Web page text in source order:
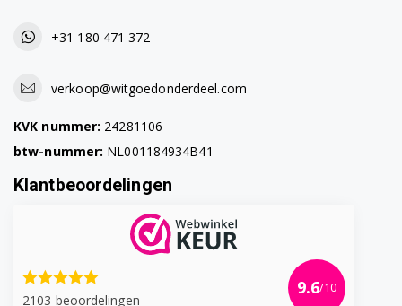
Siemens TE503201RW/13
Siemens TE503201RW/15
Siemens TE503207RW/05
Siemens TE503207RW/10
Siemens TE503207RW/11
+31 180 471 372
verkoop@witgoedonderdeel.com
KVK nummer: 24281106
btw-nummer: NL001184934B41
Klantbeoordelingen
2103 beoordelingen
9.6/10